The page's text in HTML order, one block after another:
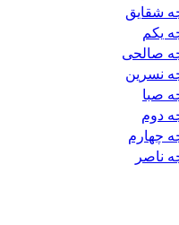
شقایق
یکم
صالحی
نسرین
صبا
دوم
چهارم
ناصر